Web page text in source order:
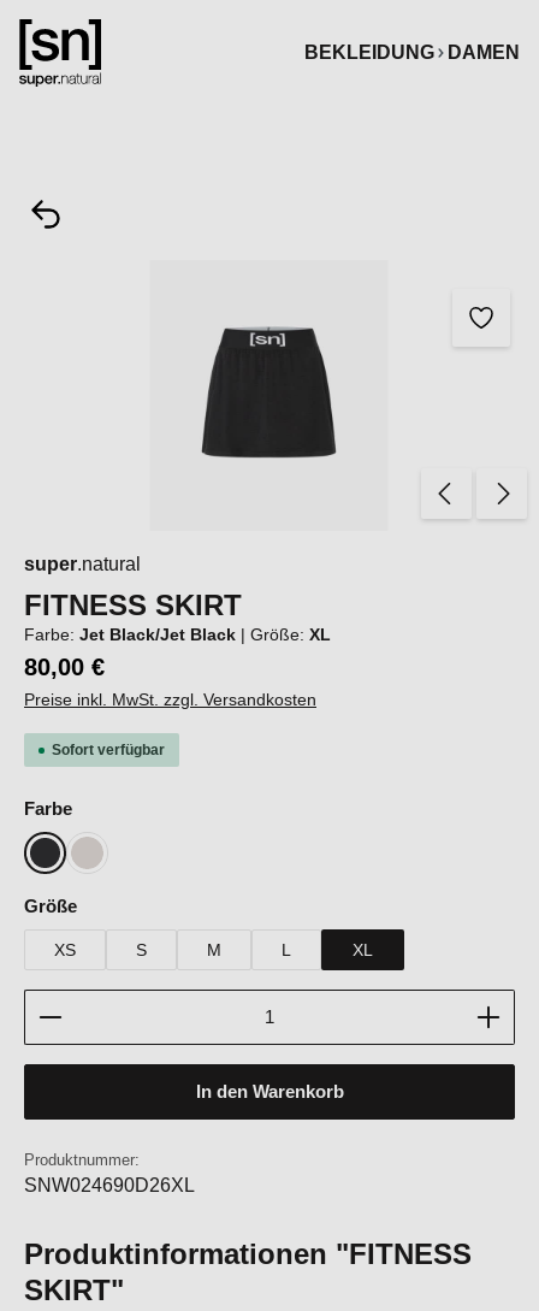
springen
BEKLEIDUNG
DAMEN
super.natural
FITNESS SKIRT
Farbe: Jet Black/Jet Black | Größe: XL
80,00 €
Preise inkl. MwSt. zzgl. Versandkosten
Sofort verfügbar
Farbeauswählen
Jet Black/Jet Black
White Stone/Fresh White
Größeauswählen
XS S M L XL
Produkt Anzahl: Gib den gewünschten Wert ein
In den Warenkorb
Produktnummer:
SNW024690D26XL
Produktinformationen "FITNESS
SKIRT"